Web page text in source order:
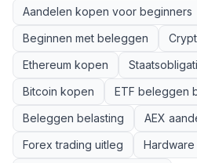
Aandelen kopen voor beginners
Beginnen met beleggen
Ethereum kopen
Bitcoin kopen
ETF beleggen
Beleggen belasting
AEX
Forex trading uitleg